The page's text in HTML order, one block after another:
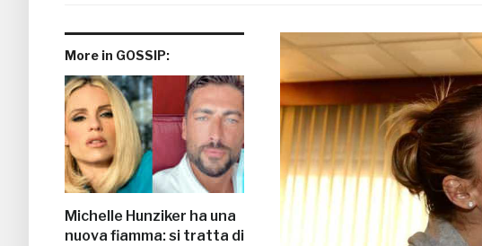
More in GOSSIP:
Michelle Hunziker ha una
nuova fiamma: si tratta di